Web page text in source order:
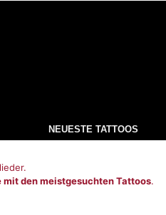
NEUESTE TATTOOS
mit den meistgesuchten Tattoos.